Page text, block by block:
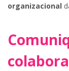
organizacional